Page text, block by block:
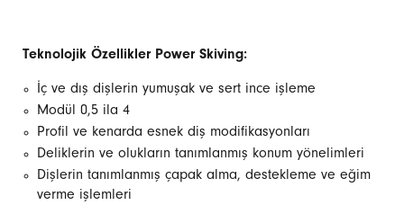
Teknolojik Özellikler Power Skiving:
İç ve dış dişlerin yumuşak ve sert ince işleme
Modül 0,5 ila 4
Profil ve kenarda esnek diş modifikasyonları
Deliklerin ve olukların tanımlanmış konum yönelimleri
Dişlerin tanımlanmış çapak alma, destekleme ve eğim
verme işlemleri